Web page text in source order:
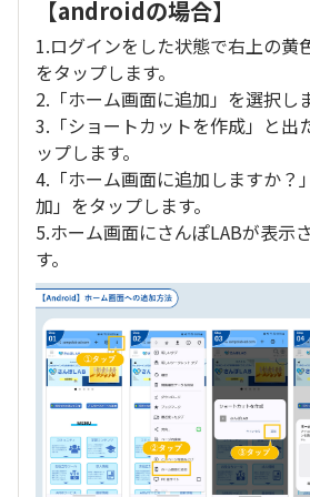
【androidの場合】
1.ログインをした状態で右上の黄
をタップします。
2.「ホーム画面に追加」を選択し
3.「ショートカットを作成」と出
ップします。
4.「ホーム画面に追加しますか？
加」をタップします。
5.ホーム画面にさんぽLABが表示
す。